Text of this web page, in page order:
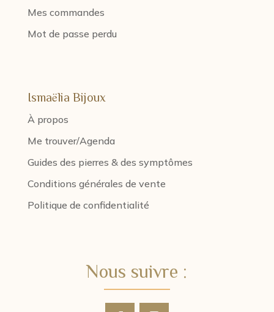
Mes commandes
Mot de passe perdu
Ismaëlia Bijoux
À propos
Me trouver/Agenda
Guides des pierres & des symptômes
Conditions générales de vente
Politique de confidentialité
Nous suivre :